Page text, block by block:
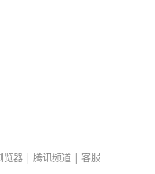
览器 | 腾讯频道 | 客服